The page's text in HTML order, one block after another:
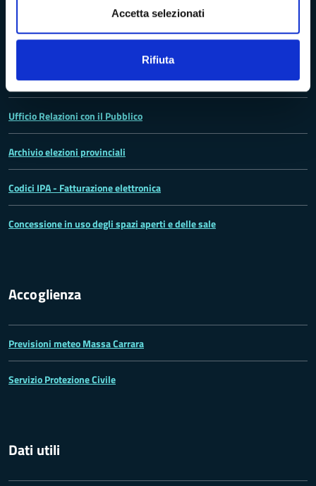
Accetta selezionati
Rifiuta
La Provincia
Lo statuto della Provincia di Massa -Carrara
Ufficio Relazioni con il Pubblico
Archivio elezioni provinciali
Codici IPA - Fatturazione elettronica
Concessione in uso degli spazi aperti e delle sale
Accoglienza
Previsioni meteo Massa Carrara
Servizio Protezione Civile
Dati utili